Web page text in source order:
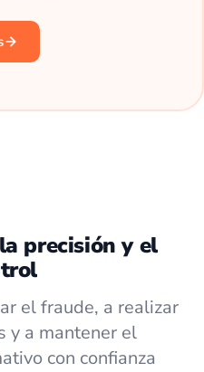
precisión y el
el fraude, a realizar
y a mantener el
con confianza